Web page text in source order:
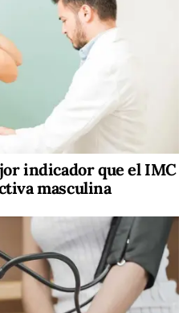
indicador que el IMC
masculina